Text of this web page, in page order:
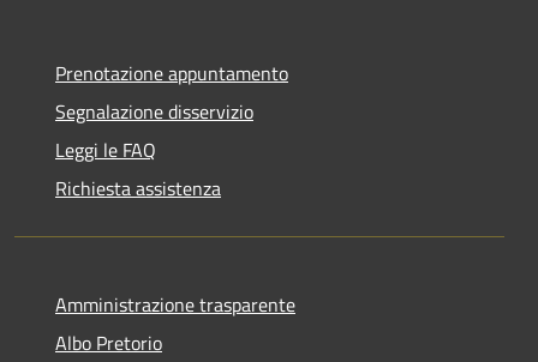
Prenotazione appuntamento
Segnalazione disservizio
Leggi le FAQ
Richiesta assistenza
Amministrazione trasparente
Albo Pretorio